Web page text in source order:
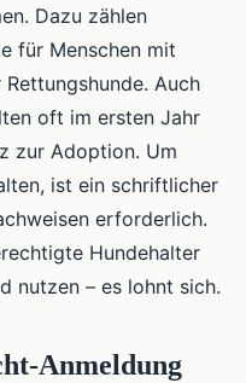
Dazu zählen
für Menschen mit
Auch
oft im ersten Jahr
zur Adoption. Um
ist ein schriftlicher
erforderlich.
Hundehalter
nutzen – es lohnt sich.
Anmeldung